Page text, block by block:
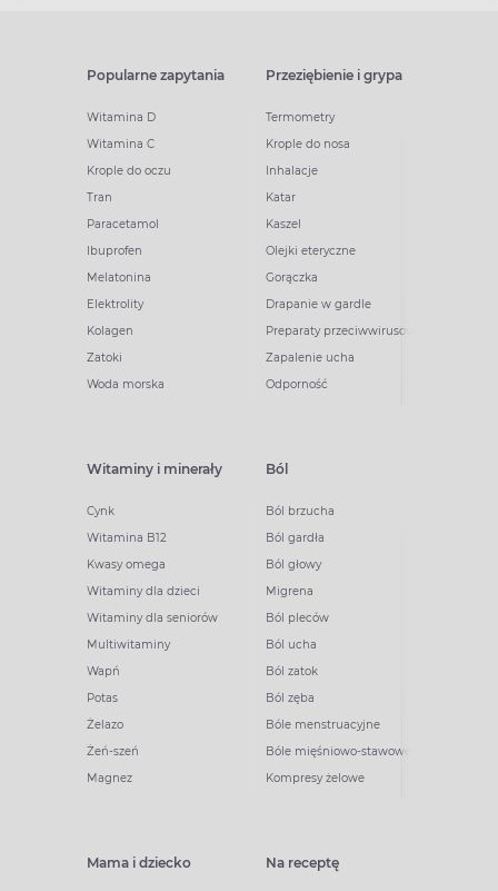
Popularne zapytania
Witamina D
Witamina C
Krople do oczu
Tran
Paracetamol
Ibuprofen
Melatonina
Elektrolity
Kolagen
Zatoki
Woda morska
Przeziębienie i grypa
Termometry
Krople do nosa
Inhalacje
Katar
Kaszel
Olejki eteryczne
Gorączka
Drapanie w gardle
Preparaty przeciwwirusowe
Zapalenie ucha
Odporność
Witaminy i minerały
Cynk
Witamina B12
Kwasy omega
Witaminy dla dzieci
Witaminy dla seniorów
Multiwitaminy
Wapń
Potas
Żelazo
Żeń-szeń
Magnez
Ból
Ból brzucha
Ból gardła
Ból głowy
Migrena
Ból pleców
Ból ucha
Ból zatok
Ból zęba
Bóle menstruacyjne
Bóle mięśniowo-stawowe
Kompresy żelowe
Mama i dziecko Na receptę